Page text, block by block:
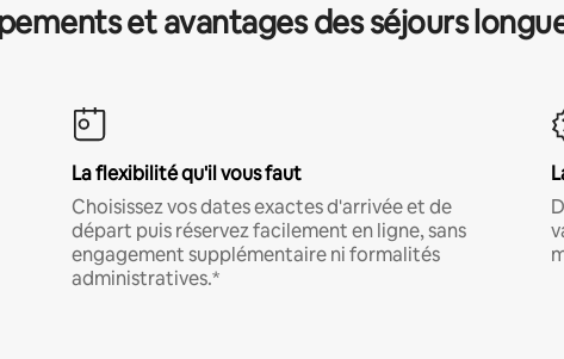
et avantages des séjours
La flexibilité qu'il vous faut
Choisissez vos dates exactes d'arrivée et de
départ puis réservez facilement en ligne, sans
engagement supplémentaire ni formalités
administratives.*